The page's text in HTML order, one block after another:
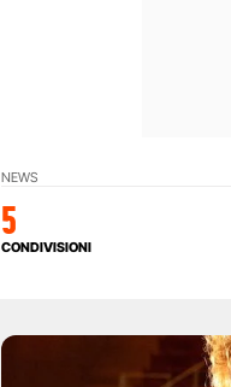
NEWS
5
CONDIVISIONI